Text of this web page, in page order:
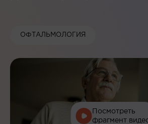
ОФТАЛЬМОЛОГИЯ
Посмотреть
фрагмент